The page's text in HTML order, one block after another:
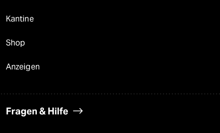
Kantine
Shop
Anzeigen
Fragen & Hilfe